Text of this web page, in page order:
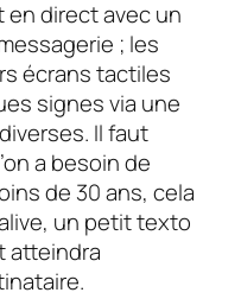
direct avec un
; les
écrans tactiles
signes via une
Il faut
a besoin de
de 30 ans, cela
un petit texto
atteindra